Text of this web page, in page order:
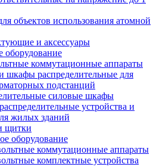
объектов использования атомной
и аксессуары
оборудование
коммутационные аппараты
шкафы распределительные для
подстанций
силовые шкафы
устройства и
жилых зданий
щитки
оборудование
коммутационные аппараты
комплектные устройства